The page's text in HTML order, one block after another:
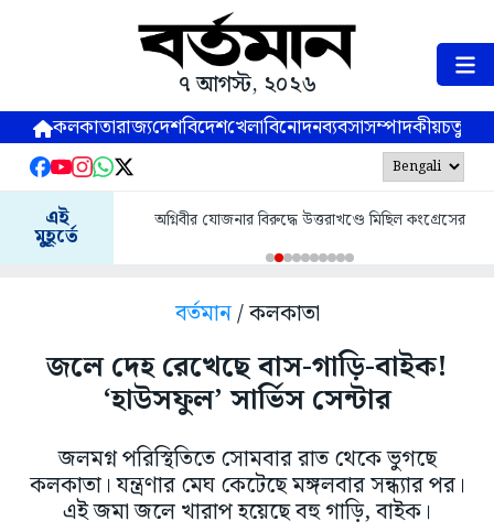
৭ আগস্ট, ২০২৬
কলকাতারাজ্যদেশবিদেশখেলাবিনোদনব্যবসাসম্পাদকীয়
এই
মুহূর্তে
অগ্নিবীর যোজনার বিরুদ্ধে উত্তরাখণ্ডে মিছিল কংগ্রেসের
বর্তমান/ কলকাতা
জলে দেহ রেখেছে বাস-গাড়ি-বাইক!
‘হাউসফুল’ সার্ভিস সেন্টার
জলমগ্ন পরিস্থিতিতে সোমবার রাত থেকে ভুগছে
কলকাতা। যন্ত্রণার মেঘ কেটেছে মঙ্গলবার সন্ধ্যার পর।
এই জমা জলে খারাপ হয়েছে বহু গাড়ি, বাইক।